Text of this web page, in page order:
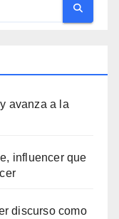
avanza a la
influencer que
discurso como